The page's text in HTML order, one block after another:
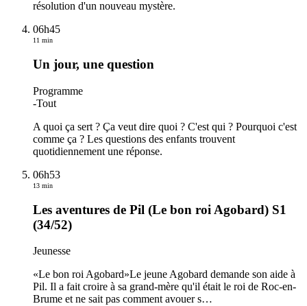
résolution d'un nouveau mystère.
06h45
11 min
Un jour, une question
Programme
-Tout
A quoi ça sert ? Ça veut dire quoi ? C'est qui ? Pourquoi c'est
comme ça ? Les questions des enfants trouvent
quotidiennement une réponse.
06h53
13 min
Les aventures de Pil (Le bon roi Agobard) S1
(34/52)
Jeunesse
«Le bon roi Agobard»Le jeune Agobard demande son aide à
Pil. Il a fait croire à sa grand-mère qu'il était le roi de Roc-en-
Brume et ne sait pas comment avouer s…